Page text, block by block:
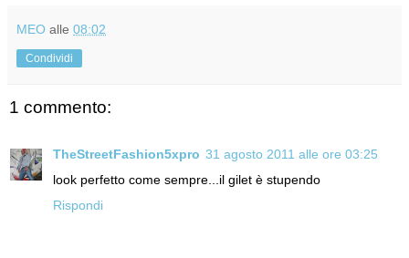
MEO alle 08:02
Condividi
1 commento:
TheStreetFashion5xpro 31 agosto 2011 alle ore 03:25
look perfetto come sempre...il gilet è stupendo
Rispondi